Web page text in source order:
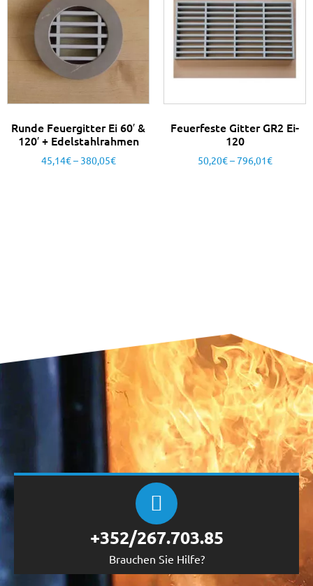
Runde Feuergitter Ei 60′ &
120′ + Edelstahlrahmen
45,14€– 380,05€
Feuerfeste Gitter GR2 Ei-
120
50,20€–796,01€
+352/267.703.85
Brauchen Sie Hilfe?